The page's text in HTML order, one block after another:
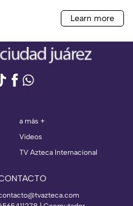
a más +
Videos
TV Azteca Internacional